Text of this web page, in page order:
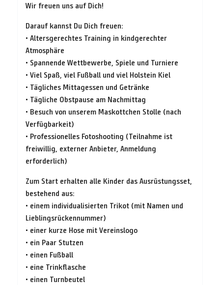
Wir freuen uns auf Dich!
Darauf kannst Du Dich freuen:
• Altersgerechtes Training in kindgerechter
Atmosphäre
• Spannende Wettbewerbe, Spiele und Turniere
• Viel Spaß, viel Fußball und viel Holstein Kiel
• Tägliches Mittagessen und Getränke
• Tägliche Obstpause am Nachmittag
• Besuch von unserem Maskottchen Stolle (nach
Verfügbarkeit)
• Professionelles Fotoshooting (Teilnahme ist
freiwillig, externer Anbieter, Anmeldung
erforderlich)
Zum Start erhalten alle Kinder das Ausrüstungsset,
bestehend aus:
• einem individualisierten Trikot (mit Namen und
Lieblingsrückennummer)
• einer kurze Hose mit Vereinslogo
• ein Paar Stutzen
• einen Fußball
• eine Trinkflasche
• einen Turnbeutel